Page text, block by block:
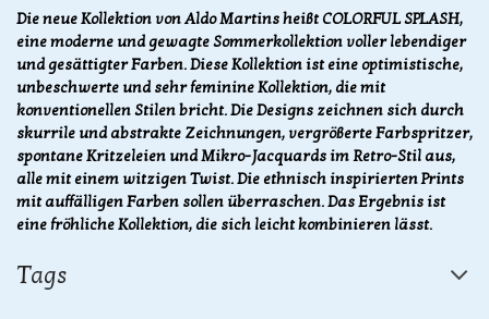
Die neue Kollektion von Aldo Martins heißt COLORFUL SPLASH,
eine moderne und gewagte Sommerkollektion voller lebendiger
und gesättigter Farben. Diese Kollektion ist eine optimistische,
unbeschwerte und sehr feminine Kollektion, die mit
konventionellen Stilen bricht. Die Designs zeichnen sich durch
skurrile und abstrakte Zeichnungen, vergrößerte Farbspritzer,
spontane Kritzeleien und Mikro-Jacquards im Retro-Stil aus,
alle mit einem witzigen Twist. Die ethnisch inspirierten Prints
mit auffälligen Farben sollen überraschen. Das Ergebnis ist
eine fröhliche Kollektion, die sich leicht kombinieren lässt.
Tags